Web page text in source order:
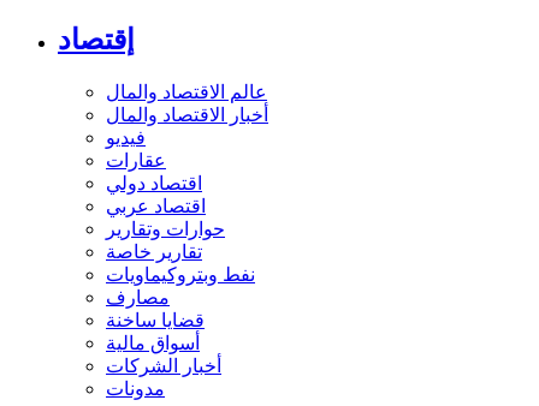
إقتصاد
عالم الاقتصاد والمال
أخبار الاقتصاد والمال
فيديو
عقارات
اقتصاد دولي
اقتصاد عربي
حوارات وتقارير
تقارير خاصة
نفط وبتروكيماويات
مصارف
قضايا ساخنة
أسواق مالية
أخبار الشركات
مدونات